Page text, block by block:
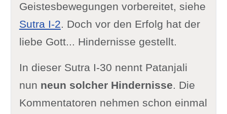
Geistesbewegungen vorbereitet, siehe
Sutra I-2. Doch vor den Erfolg hat der
liebe Gott... Hindernisse gestellt.
In dieser Sutra I-30 nennt Patanjali
nun neun solcher Hindernisse. Die
Kommentatoren nehmen schon einmal